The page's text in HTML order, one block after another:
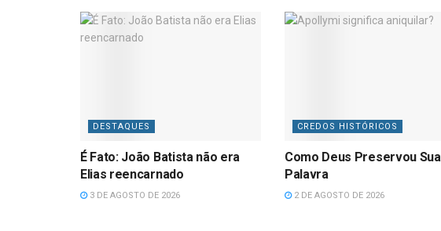
DESTAQUES
É Fato: João Batista não era
Elias reencarnado
3 DE AGOSTO DE 2026
CREDOS HISTÓRICOS
Como Deus Preservou Sua
Palavra
2 DE AGOSTO DE 2026